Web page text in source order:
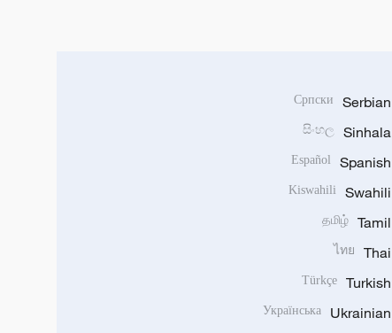
Serbian
Српски
Sinhala
සිංහල
Spanish
Español
Swahili
Kiswahili
Tamil
தமிழ்
Thai
ไทย
Turkish
Türkçe
Ukrainian
Українська